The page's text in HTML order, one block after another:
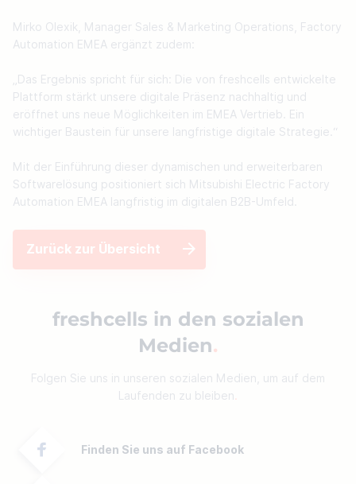
Mirko Olexik, Manager Sales & Marketing Operations, Factory
Automation EMEA ergänzt zudem:
„Das Ergebnis spricht für sich: Die von freshcells entwickelte
Plattform stärkt unsere digitale Präsenz nachhaltig und
eröffnet uns neue Möglichkeiten im EMEA Vertrieb. Ein
wichtiger Baustein für unsere langfristige digitale Strategie.“
Mit der Einführung dieser dynamischen und erweiterbaren
Softwarelösung positioniert sich Mitsubishi Electric Factory
Automation EMEA langfristig im digitalen B2B-Umfeld.
Zurück zur Übersicht
freshcells in den sozialen
Medien
Folgen Sie uns in unseren sozialen Medien, um auf dem
Laufenden zu bleiben
Finden Sie uns auf Facebook